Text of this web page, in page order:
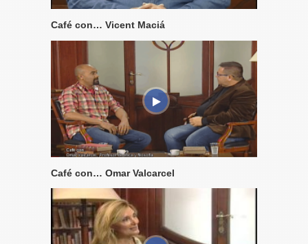
Café con… Vicent Maciá
Café con… Omar Valcarcel